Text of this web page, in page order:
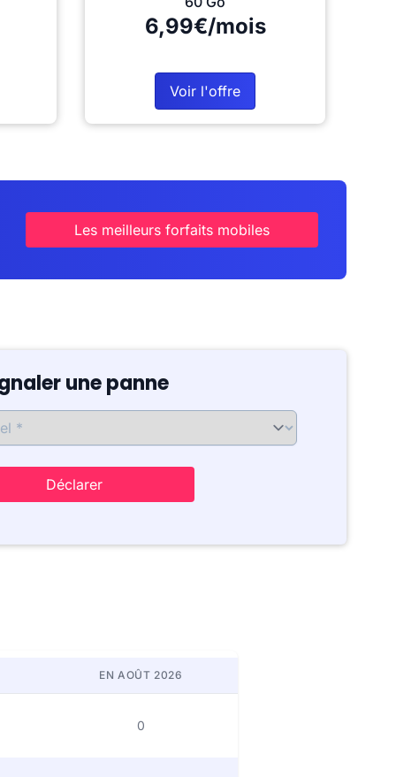
6,99€/mois
Voir l'offre
Les meilleurs forfaits mobiles
une panne
Déclarer
EN AOÛT 2026
0